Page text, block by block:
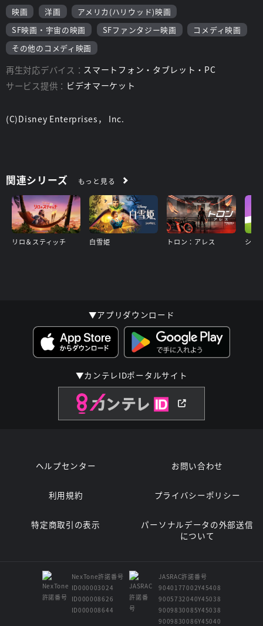
映画 洋画
アメリカ(ハリウッド)映画
SF映画・宇宙の映画
SFファンタジー映画
コメディ映画
その他のコメディ映画
再生対応デバイス： スマートフォン・タブレット・PC
サービス提供： ビデオマーケット
(C)Disney Enterprises， Inc.
関連シリーズ もっと見る
リロ＆スティッチ 白雪姫 トロン：アレス
▼アプリダウンロード
▼カンテレIDポータルサイト
ヘルプセンター お問い合わせ
利用規約 プライバシーポリシー
特定商取引の表示
パーソナルデータの外部送信
について
NexTone許諾番号
ID000003024
ID000008626
ID000008644
JASRAC許諾番号
9040177002Y45408
9005732040Y45038
9009830085Y45038
9009830086Y45040